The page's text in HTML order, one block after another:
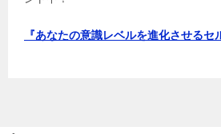
『あなたの意識レベルを進化させるセ